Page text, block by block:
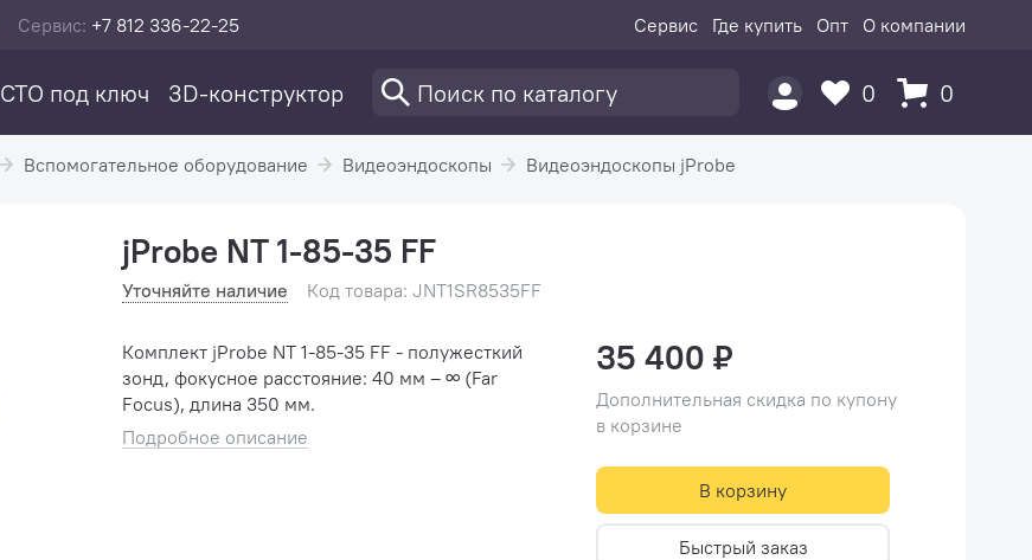
Сервис: +7 812 336-22-25 Сервис Где купить Опт О компании
СТО под ключ 3D-конструктор 0 0
Вспомогательное оборудование Видеоэндоскопы Видеоэндоскопы jProbe
jProbe NT 1-85-35 FF
Уточняйте наличие Код товара: JNT1SR8535FF
Комплект jProbe NT 1-85-35 FF - полужесткий
зонд, фокусное расстояние: 40 мм – ∞ (Far
Focus), длина 350 мм.
Подробное описание
35 400 ₽
Дополнительная скидка по купону
в корзине
В корзину
Быстрый заказ